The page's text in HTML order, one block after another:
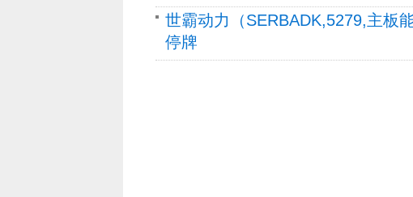
世霸动力（SERBADK,5279,主板
停牌